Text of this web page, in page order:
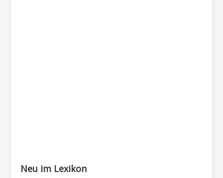
Neu im Lexikon